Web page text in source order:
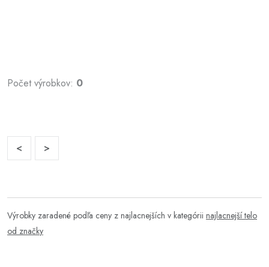
Počet výrobkov: 0
< >
Výrobky zaradené podľa ceny z najlacnejších v kategórii najlacnejší telo
od značky